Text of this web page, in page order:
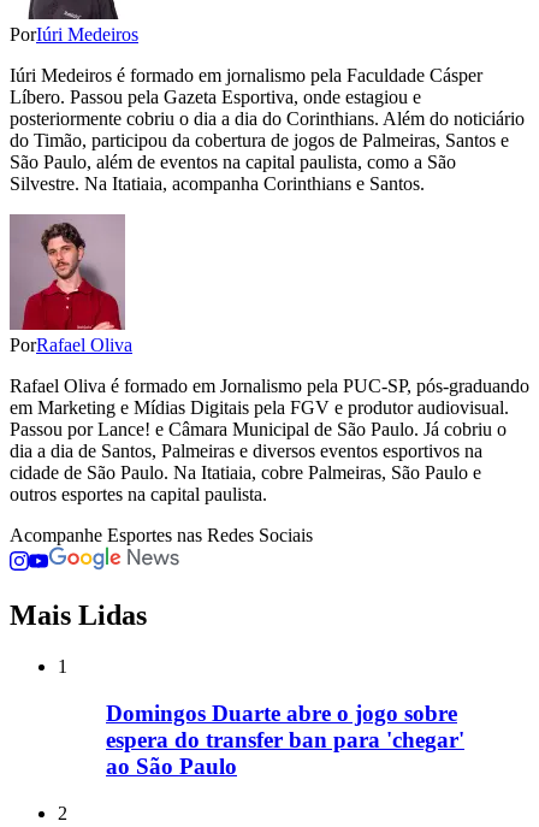
PorIúri Medeiros
Iúri Medeiros é formado em jornalismo pela Faculdade Cásper
Líbero. Passou pela Gazeta Esportiva, onde estagiou e
posteriormente cobriu o dia a dia do Corinthians. Além do noticiário
do Timão, participou da cobertura de jogos de Palmeiras, Santos e
São Paulo, além de eventos na capital paulista, como a São
Silvestre. Na Itatiaia, acompanha Corinthians e Santos.
PorRafael Oliva
Rafael Oliva é formado em Jornalismo pela PUC-SP, pós-graduando
em Marketing e Mídias Digitais pela FGV e produtor audiovisual.
Passou por Lance! e Câmara Municipal de São Paulo. Já cobriu o
dia a dia de Santos, Palmeiras e diversos eventos esportivos na
cidade de São Paulo. Na Itatiaia, cobre Palmeiras, São Paulo e
outros esportes na capital paulista.
Acompanhe Esportes nas Redes Sociais
Mais Lidas
1
Domingos Duarte abre o jogo sobre
espera do transfer ban para 'chegar'
ao São Paulo
2